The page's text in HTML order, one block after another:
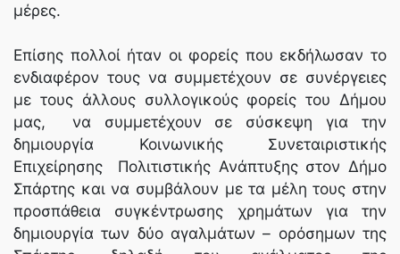
μέρες.
Επίσης πολλοί ήταν οι φορείς που εκδήλωσαν το
ενδιαφέρον τους να συμμετέχουν σε συνέργειες
με τους άλλους συλλογικούς φορείς του Δήμου
μας, να συμμετέχουν σε σύσκεψη για την
δημιουργία Κοινωνικής Συνεταιριστικής
Επιχείρησης Πολιτιστικής Ανάπτυξης στον Δήμο
Σπάρτης και να συμβάλουν με τα μέλη τους στην
προσπάθεια συγκέντρωσης χρημάτων για την
δημιουργία των δύο αγαλμάτων – ορόσημων της